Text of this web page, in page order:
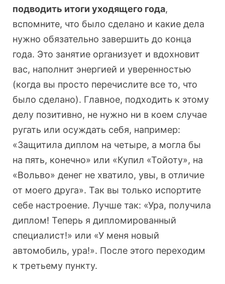
подводить итоги уходящего года,
вспомните, что было сделано и какие дела
нужно обязательно завершить до конца
года. Это занятие организует и вдохновит
вас, наполнит энергией и уверенностью
(когда вы просто перечислите все то, что
было сделано). Главное, подходить к этому
делу позитивно, не нужно ни в коем случае
ругать или осуждать себя, например:
«Защитила диплом на четыре, а могла бы
на пять, конечно» или «Купил «Тойоту», на
«Вольво» денег не хватило, увы, в отличие
от моего друга». Так вы только испортите
себе настроение. Лучше так: «Ура, получила
диплом! Теперь я дипломированный
специалист!» или «У меня новый
автомобиль, ура!». После этого переходим
к третьему пункту.